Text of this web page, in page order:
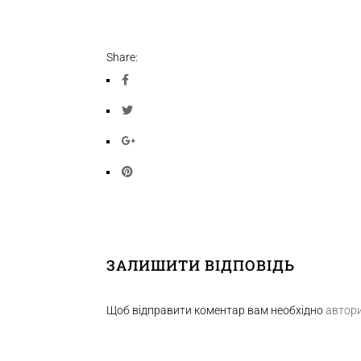
Share:
ЗАЛИШИТИ ВІДПОВІДЬ
Щоб відправити коментар вам необхідно